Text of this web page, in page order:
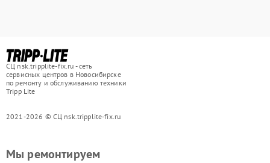
СЦ nsk.tripplite-fix.ru - сеть
сервисных центров в Новосибирске
по ремонту и обслуживанию техники
Tripp Lite
2021-2026 © СЦ nsk.tripplite-fix.ru
Мы ремонтируем